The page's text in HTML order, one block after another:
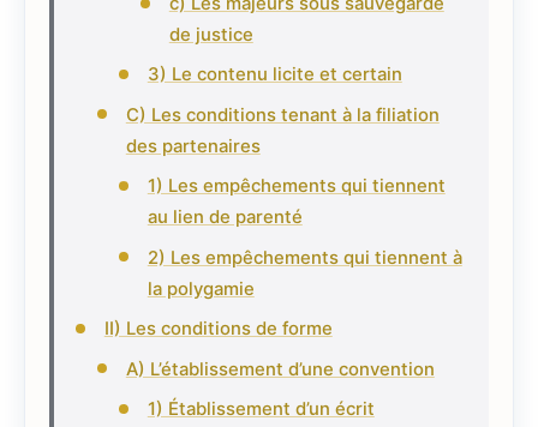
de justice
3) Le contenu licite et certain
C) Les conditions tenant à la filiation
des partenaires
1) Les empêchements qui tiennent
au lien de parenté
2) Les empêchements qui tiennent à
la polygamie
II) Les conditions de forme
A) L’établissement d’une convention
1) Établissement d’un écrit